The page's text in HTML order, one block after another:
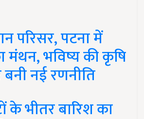
परिसर, पटना में
मंथन, भविष्य की कृषि
नई रणनीति
के भीतर बारिश का